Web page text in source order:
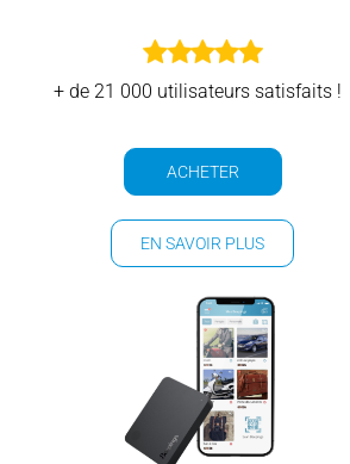
+ de 21 000 utilisateurs satisfaits !
ACHETER
EN SAVOIR PLUS